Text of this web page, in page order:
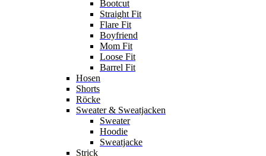
Bootcut
Straight Fit
Flare Fit
Boyfriend
Mom Fit
Loose Fit
Barrel Fit
Hosen
Shorts
Röcke
Sweater & Sweatjacken
Sweater
Hoodie
Sweatjacke
Strick